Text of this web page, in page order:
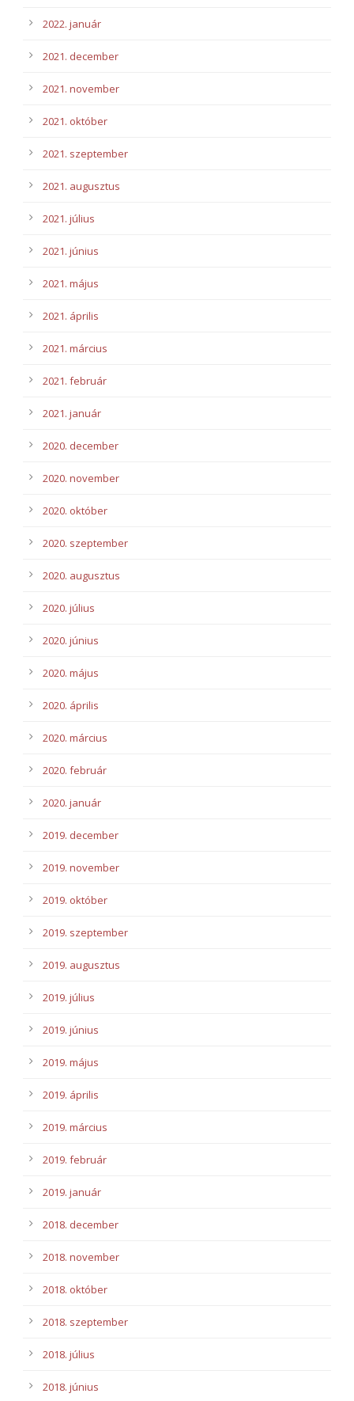
2022. január
2021. december
2021. november
2021. október
2021. szeptember
2021. augusztus
2021. július
2021. június
2021. május
2021. április
2021. március
2021. február
2021. január
2020. december
2020. november
2020. október
2020. szeptember
2020. augusztus
2020. július
2020. június
2020. május
2020. április
2020. március
2020. február
2020. január
2019. december
2019. november
2019. október
2019. szeptember
2019. augusztus
2019. július
2019. június
2019. május
2019. április
2019. március
2019. február
2019. január
2018. december
2018. november
2018. október
2018. szeptember
2018. július
2018. június